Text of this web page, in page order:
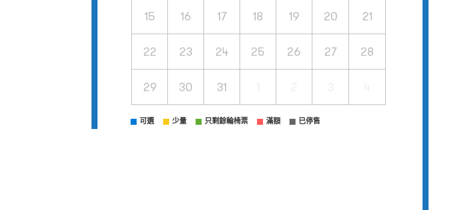
15 16 17 18 19 20 21
22 23 24 25 26 27 28
29 30 31
可選 少量 只剩餘輪椅票 滿額 已停售